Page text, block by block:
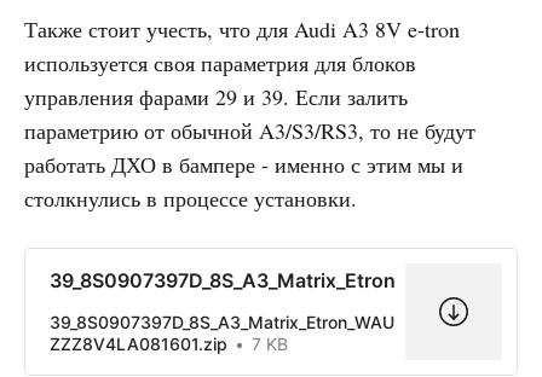
Также стоит учесть, что для Audi A3 8V e-tron
используется своя параметрия для блоков
управления фарами 29 и 39. Если залить
параметрию от обычной A3/S3/RS3, то не будут
работать ДХО в бампере - именно с этим мы и
столкнулись в процессе установки.
39_8S0907397D_8S_A3_Matrix_Etron
39_8S0907397D_8S_A3_Matrix_Etron_WAU
ZZZ8V4LA081601.zip
7 KB